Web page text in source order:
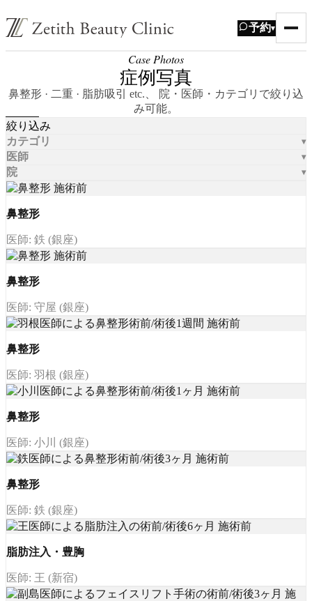
予約▾
Case Photos
症例写真
鼻整形 · 二重 · 脂肪吸引 etc.、 院・医師・カテゴリで絞り込
み可能。
絞り込み
カテゴリ
医師
院
鼻整形
医師: 鉄 (銀座)
鼻整形
医師: 守屋 (銀座)
鼻整形
医師: 羽根 (銀座)
鼻整形
医師: 小川 (銀座)
鼻整形
医師: 鉄 (銀座)
脂肪注入・豊胸
医師: 王 (新宿)